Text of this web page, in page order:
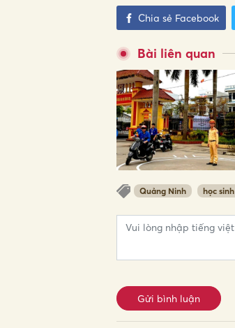
Chia sẻ Facebook
Bài liên quan
Quảng Ninh học sinh
Gửi bình luận